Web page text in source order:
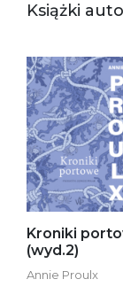
Książki
Kroniki
(wyd.2)
Annie Proulx